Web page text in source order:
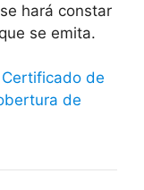
hará constar
se emita.
de
de